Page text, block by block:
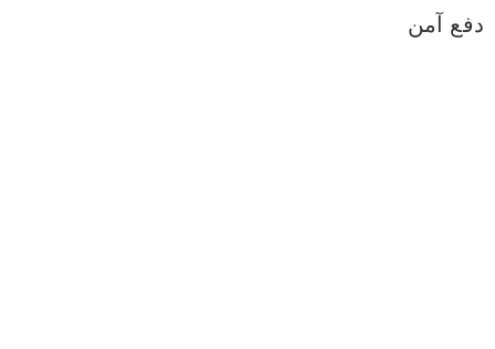
دفع آمن